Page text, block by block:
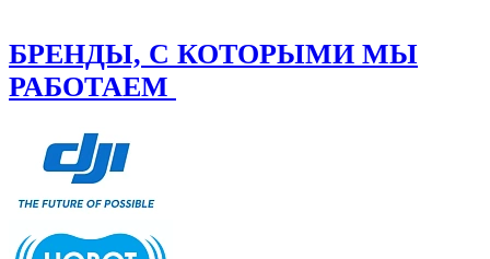
БРЕНДЫ, С КОТОРЫМИ МЫ
РАБОТАЕМ